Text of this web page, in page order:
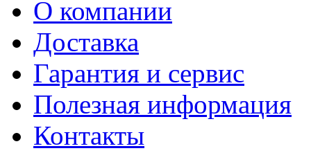
О компании
Доставка
Гарантия и сервис
Полезная информация
Контакты